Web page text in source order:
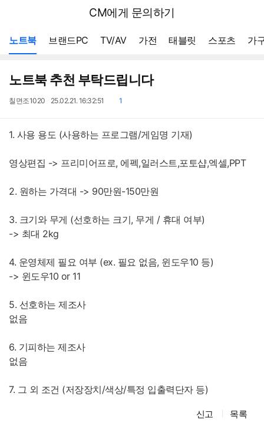
다나와
CM에게 문의하기
노트북 브랜드PC TV/AV 가전 태블릿 스포츠 가
노트북 추천 부탁드립니다
작
칠면조1020
작
25.02.21. 16:32:51
댓1
1. 사용 용도 (사용하는 프로그램/게임명 기재)
영상편집 -> 프리미어프로, 에펙,일러스트,포토샵,엑셀,PPT
2. 원하는 가격대 -> 90만원-150만원
3. 크기와 무게 (선호하는 크기, 무게 / 휴대 여부)
-> 최대 2kg
4. 운영체제 필요 여부 (ex. 필요 없음, 윈도우10 등)
-> 윈도우10 or 11
5. 선호하는 제조사
없음
6. 기피하는 제조사
없음
7. 그 외 조건 (저장장치/색상/특정 입출력단자 등)
신고 목록